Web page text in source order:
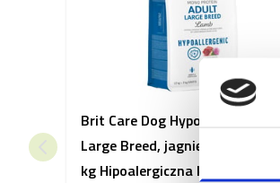
Brit Care Dog Hypoallergenic
Large Breed, jagnięcina i ryż, 12
kg Hipoalergiczna karma dla